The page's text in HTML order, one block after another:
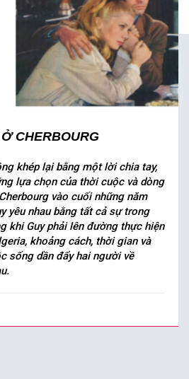
CHERBOURG
khép lại bằng một lời chia tay,
lựa chọn của thời cuộc và dòng
vào cuối những năm
yêu nhau bằng tất cả sự trong
khi Guy phải lên đường thực hiện
khoảng cách, thời gian và
sống dần đẩy hai người về